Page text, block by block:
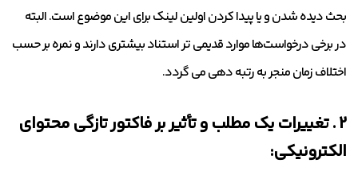
بحث دیده شدن و یا پیدا کردن اولین لینک برای این موضوع است. البته
در برخی درخواست‌ها موارد قدیمی تر استناد بیشتری دارند و نمره بر حسب
اختلاف زمان منجر به رتبه دهی می گردد.
2 . تغییرات یک مطلب و تأثیر بر فاکتور تازگی محتوای
الکترونیکی: